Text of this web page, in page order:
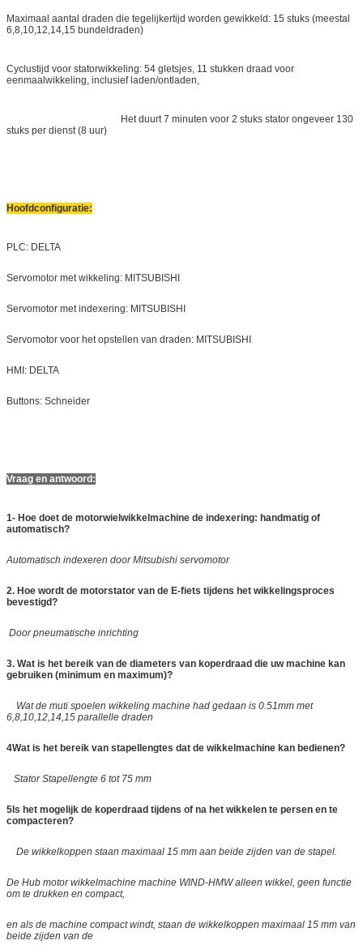
Maximaal aantal draden die tegelijkertijd worden gewikkeld: 15 stuks (meestal
6,8,10,12,14,15 bundeldraden)
Cyclustijd voor statorwikkeling: 54 gletsjes, 11 stukken draad voor
eenmaalwikkeling, inclusief laden/ontladen,
Het duurt 7 minuten voor 2 stuks stator ongeveer 130
stuks per dienst (8 uur)
Hoofdconfiguratie:
PLC: DELTA
Servomotor met wikkeling: MITSUBISHI
Servomotor met indexering: MITSUBISHI
Servomotor voor het opstellen van draden: MITSUBISHI
HMI: DELTA
Buttons: Schneider
Vraag en antwoord:
1- Hoe doet de motorwielwikkelmachine de indexering: handmatig of
automatisch?
Automatisch indexeren door Mitsubishi servomotor
2. Hoe wordt de motorstator van de E-fiets tijdens het wikkelingsproces
bevestigd?
Door pneumatische inrichting
3. Wat is het bereik van de diameters van koperdraad die uw machine kan
gebruiken (minimum en maximum)?
Wat de muti spoelen wikkeling machine had gedaan is 0.51mm met
6,8,10,12,14,15 parallelle draden
4Wat is het bereik van stapellengtes dat de wikkelmachine kan bedienen?
Stator Stapellengte 6 tot 75 mm
5Is het mogelijk de koperdraad tijdens of na het wikkelen te persen en te
compacteren?
De wikkelkoppen staan maximaal 15 mm aan beide zijden van de stapel.
De Hub motor wikkelmachine machine WIND-HMW alleen wikkel, geen functie
om te drukken en compact,
en als de machine compact windt, staan de wikkelkoppen maximaal 15 mm van
beide zijden van de